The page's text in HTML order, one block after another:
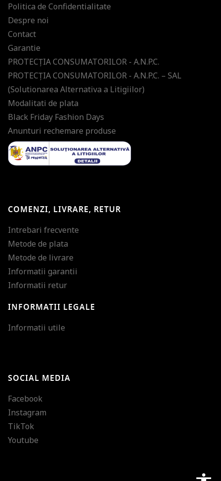
Politica de Confidentialitate
Despre noi
Contact
Garantie
PROTECŢIA CONSUMATORILOR - A.N.P.C.
PROTECŢIA CONSUMATORILOR - A.N.P.C. – SAL
(Solutionarea Alternativa a Litigiilor)
Modalitati de plata
Black Friday Fashion Days
Anunturi rechemare produse
COMENZI, LIVRARE, RETUR
Intrebari frecvente
Metode de plata
Metode de livrare
Informatii garantii
Informatii retur
INFORMATII LEGALE
Informatii utile
SOCIAL MEDIA
Facebook
Instagram
TikTok
Youtube